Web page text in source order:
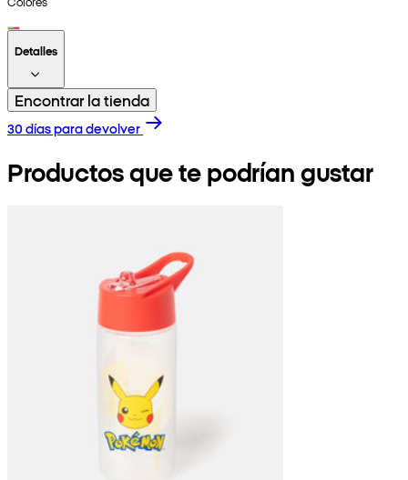
Detalles
Encontrar la tienda
30 días para devolver
Productos que te podrían gustar